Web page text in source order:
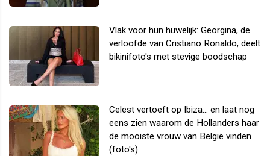
Vlak voor hun huwelijk: Georgina, de
verloofde van Cristiano Ronaldo, deelt
bikinifoto's met stevige boodschap
Celest vertoeft op Ibiza... en laat nog
eens zien waarom de Hollanders haar
de mooiste vrouw van België vinden
(foto's)